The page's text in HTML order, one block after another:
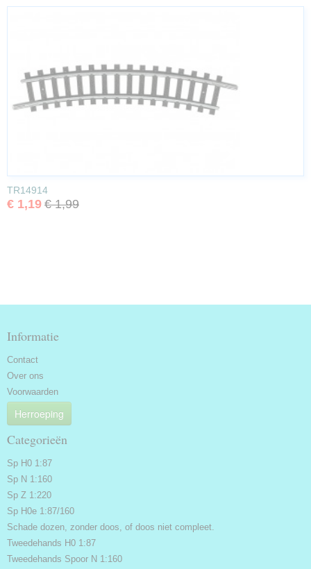
TR14914
€ 1,19 € 1,99
Informatie
Contact
Over ons
Voorwaarden
Herroeping
Categorieën
Sp H0 1:87
Sp N 1:160
Sp Z 1:220
Sp H0e 1:87/160
Schade dozen, zonder doos, of doos niet compleet.
Tweedehands H0 1:87
Tweedehands Spoor N 1:160